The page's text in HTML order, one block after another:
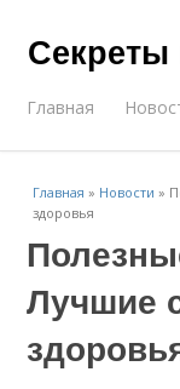
Секреты
Главная
Главная » Новости »
здоровья
Лучшие